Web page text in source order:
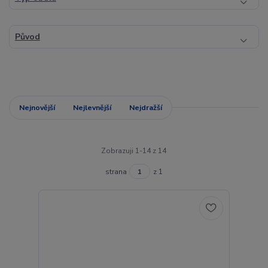
Původ
Nejnovější Nejlevnější Nejdražší
Zobrazuji 1-14 z 14
strana z 1